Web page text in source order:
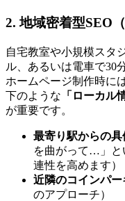
2. 地域密着型SEO
自宅教室や小規模スタ
ル、あるいは電車で30
ホームページ制作時に
下のような 「ローカル
が重要です。
最寄り駅からの具
を曲がって…」と
連性を高めます）
近隣のコインパー
のアプローチ）